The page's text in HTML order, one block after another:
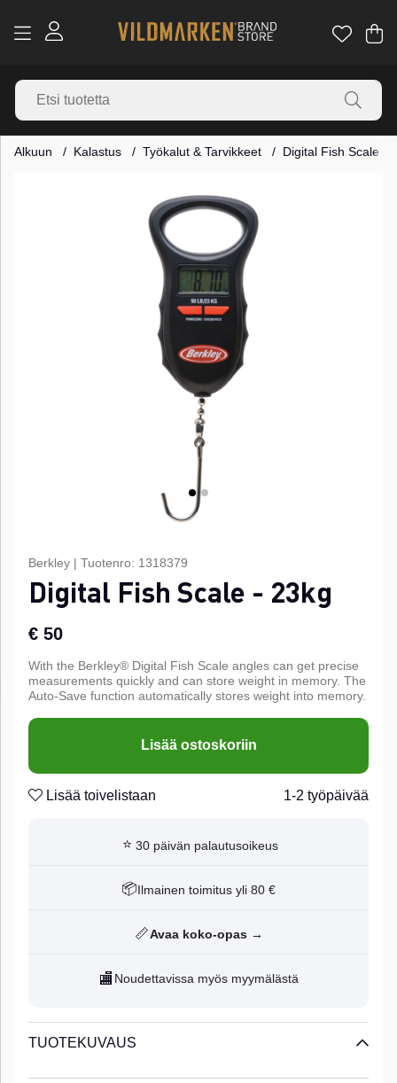
.
Alkuun Kalastus Työkalut & Tarvikkeet Digital Fish Scale -
Berkley | Tuotenro: 1318379
Digital Fish Scale - 23kg
€ 50
With the Berkley® Digital Fish Scale angles can get precise
measurements quickly and can store weight in memory. The
Auto-Save function automatically stores weight into memory.
Lisää ostoskoriin
Lisää toivelistaan 1-2 työpäivää
⭐ 30 päivän palautusoikeus
📦 Ilmainen toimitus yli 80 €
📏Avaa koko-opas →
🏬 Noudettavissa myös myymälästä
TUOTEKUVAUS